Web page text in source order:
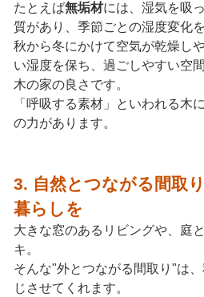
たとえば無垢材には、湿気を吸
質があり、季節ごとの湿度変化
秋から冬にかけて空気が乾燥し
い湿度を保ち、過ごしやすい空
木の家の良さです。
「呼吸する素材」といわれる木
の力があります。
3. 自然とつながる間取
暮らしを
大きな窓のあるリビングや、庭
キ。
そんな"外とつながる間取り"は
じさせてくれます。